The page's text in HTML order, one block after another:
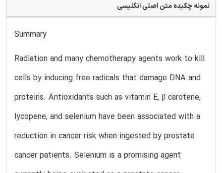
نمونه چکیده متن اصلی انگلیسی
Summary
Radiation and many chemotherapy agents work to kill
cells by inducing free radicals that damage DNA and
proteins. Antioxidants such as vitamin E, β carotene,
lycopene, and selenium have been associated with a
reduction in cancer risk when ingested by prostate
cancer patients. Selenium is a promising agent